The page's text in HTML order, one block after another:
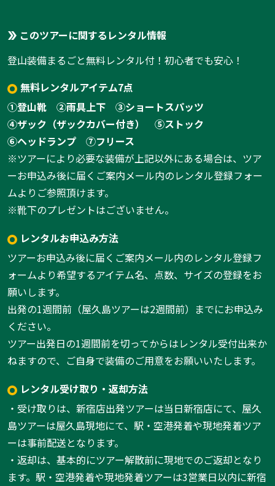
このツアーに関するレンタル情報
登山装備まるごと無料レンタル付！初心者でも安心！
無料レンタルアイテム7点
①登山靴
②雨具上下
③ショートスパッツ
④ザック（ザックカバー付き）
⑤ストック
⑥ヘッドランプ
⑦フリース
※ツアーにより必要な装備が上記以外にある場合は、ツア
ーお申込み後に届くご案内メール内のレンタル登録フォー
ムよりご参照頂けます。
※靴下のプレゼントはございません。
レンタルお申込み方法
ツアーお申込み後に届くご案内メール内のレンタル登録フ
ォームより希望するアイテム名、点数、サイズの登録をお
願いします。
出発の1週間前（屋久島ツアーは2週間前）までにお申込み
ください。
ツアー出発日の1週間前を切ってからはレンタル受付出来か
ねますので、ご自身で装備のご用意をお願いいたします。
レンタル受け取り・返却方法
・受け取りは、新宿店出発ツアーは当日新宿店にて、屋久
島ツアーは屋久島現地にて、駅・空港発着や現地発着ツア
ーは事前配送となります。
・返却は、基本的にツアー解散前に現地でのご返却となり
ます。駅・空港発着や現地発着ツアーは3営業日以内に新宿
1: